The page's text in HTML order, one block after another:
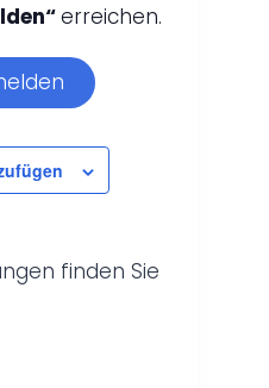
erreichen.
finden Sie